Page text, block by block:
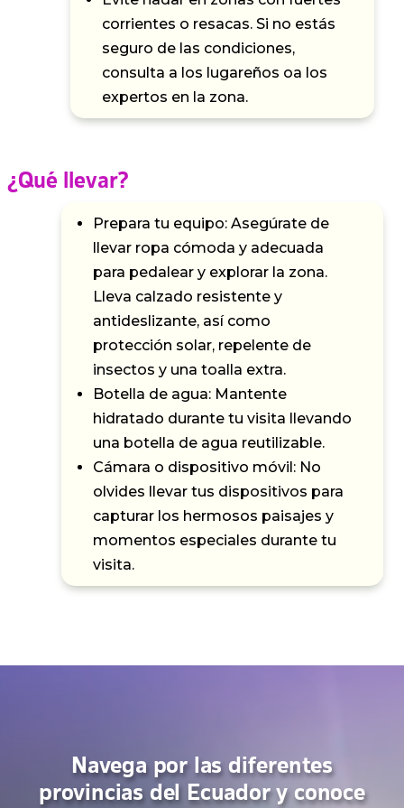
corrientes o resacas. Si no estás
seguro de las condiciones,
consulta a los lugareños oa los
expertos en la zona.
¿Qué llevar?
Prepara tu equipo: Asegúrate de
llevar ropa cómoda y adecuada
para pedalear y explorar la zona.
Lleva calzado resistente y
antideslizante, así como
protección solar, repelente de
insectos y una toalla extra.
Botella de agua: Mantente
hidratado durante tu visita llevando
una botella de agua reutilizable.
Cámara o dispositivo móvil: No
olvides llevar tus dispositivos para
capturar los hermosos paisajes y
momentos especiales durante tu
visita.
Navega por las diferentes
provincias del Ecuador y conoce